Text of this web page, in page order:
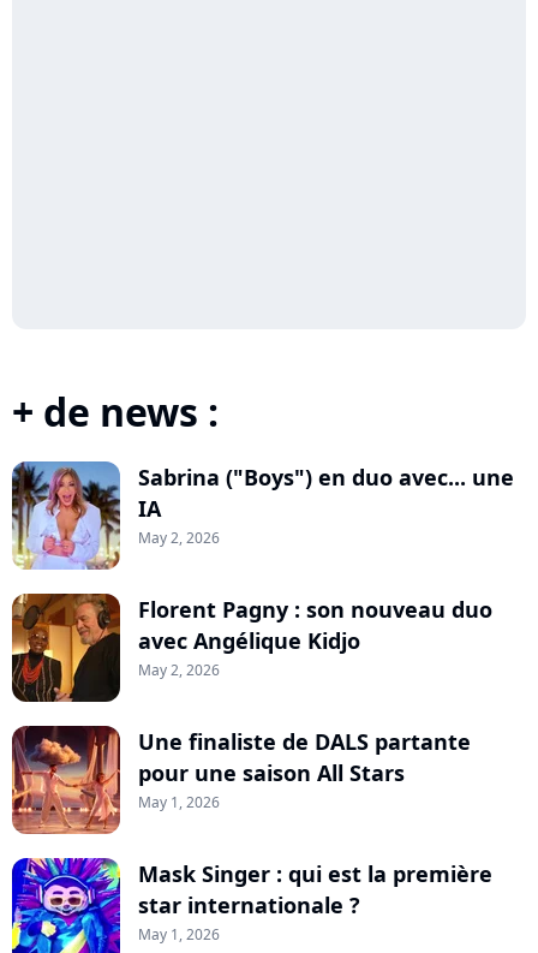
+ de news :
Sabrina ("Boys") en duo avec... une
IA
May 2, 2026
Florent Pagny : son nouveau duo
avec Angélique Kidjo
May 2, 2026
Une finaliste de DALS partante
pour une saison All Stars
May 1, 2026
Mask Singer : qui est la première
star internationale ?
May 1, 2026